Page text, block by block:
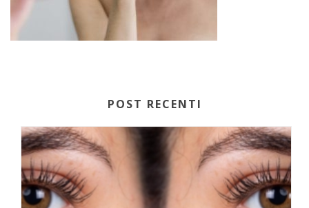
POST RECENTI